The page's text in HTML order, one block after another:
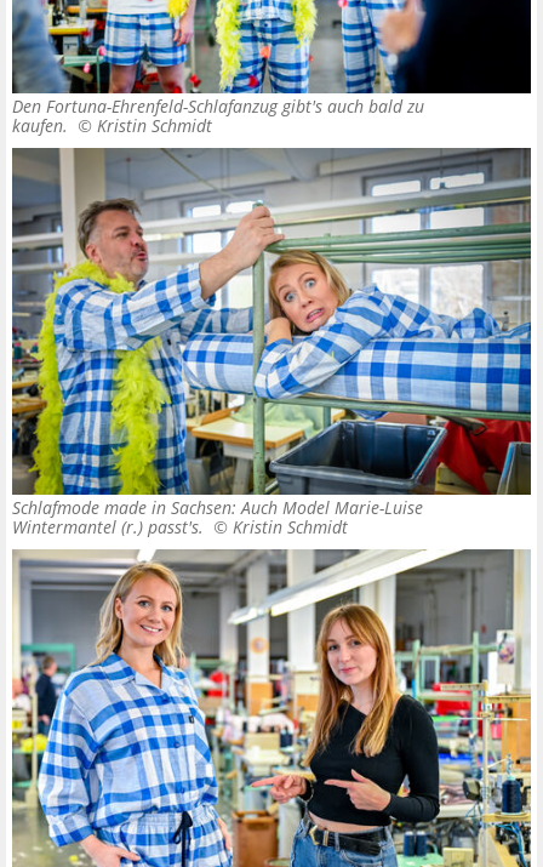
Den Fortuna-Ehrenfeld-Schlafanzug gibt's auch bald zu
kaufen. © Kristin Schmidt
Schlafmode made in Sachsen: Auch Model Marie-Luise
Wintermantel (r.) passt's. © Kristin Schmidt